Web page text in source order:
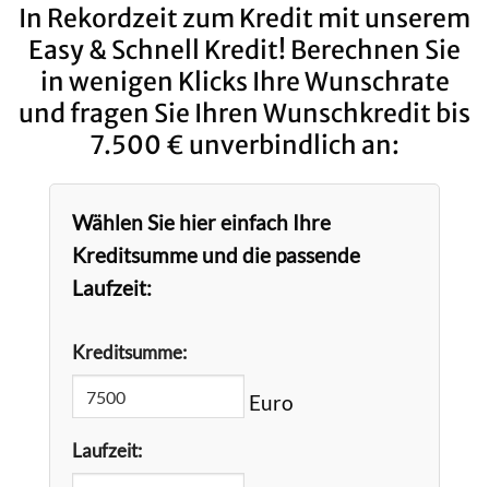
In Rekordzeit zum Kredit mit unserem
Easy & Schnell Kredit! Berechnen Sie
in wenigen Klicks Ihre Wunschrate
und fragen Sie Ihren Wunschkredit bis
7.500 € unverbindlich an:
Wählen Sie hier einfach Ihre
Kreditsumme und die passende
Laufzeit:
Kreditsumme:
Euro
Laufzeit: